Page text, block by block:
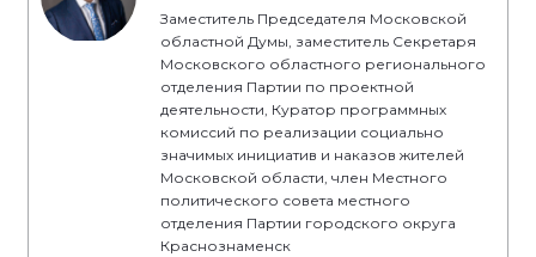
Заместитель Председателя Московской
областной Думы, заместитель Секретаря
Московского областного регионального
отделения Партии по проектной
деятельности, Куратор программных
комиссий по реализации социально
значимых инициатив и наказов жителей
Московской области, член Местного
политического совета местного
отделения Партии городского округа
Краснознаменск